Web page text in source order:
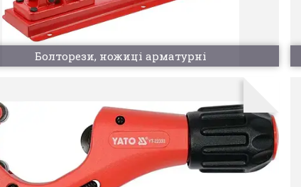
Болторези, ножиці арматурні